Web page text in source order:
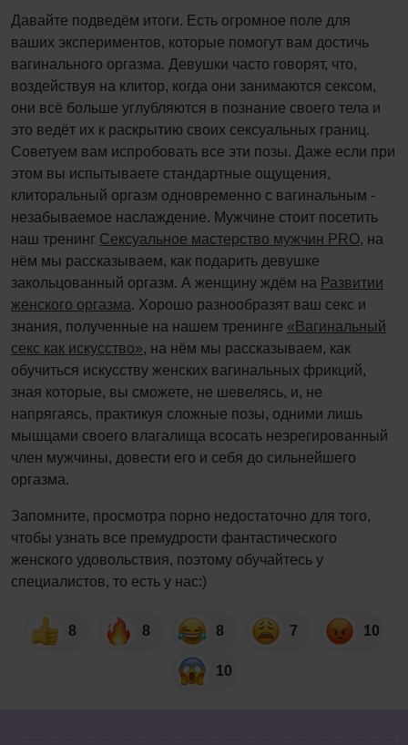
Давайте подведём итоги. Есть огромное поле для
ваших экспериментов, которые помогут вам достичь
вагинального оргазма. Девушки часто говорят, что,
воздействуя на клитор, когда они занимаются сексом,
они всё больше углубляются в познание своего тела и
это ведёт их к раскрытию своих сексуальных границ.
Советуем вам испробовать все эти позы. Даже если при
этом вы испытываете стандартные ощущения,
клиторальный оргазм одновременно с вагинальным -
незабываемое наслаждение. Мужчине стоит посетить
наш тренинг Сексуальное мастерство мужчин PRO, на
нём мы рассказываем, как подарить девушке
закольцованный оргазм. А женщину ждём на Развитии
женского оргазма. Хорошо разнообразят ваш секс и
знания, полученные на нашем тренинге «Вагинальный
секс как искусство», на нём мы рассказываем, как
обучиться искусству женских вагинальных фрикций,
зная которые, вы сможете, не шевелясь, и, не
напрягаясь, практикуя сложные позы, одними лишь
мышцами своего влагалища всосать неэрегированный
член мужчины, довести его и себя до сильнейшего
оргазма.
Запомните, просмотра порно недостаточно для того,
чтобы узнать все премудрости фантастического
женского удовольствия, поэтому обучайтесь у
специалистов, то есть у нас:)
8 8 8 7 10
10